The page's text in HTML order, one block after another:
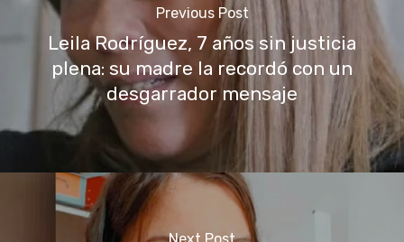
Previous Post
Leila Rodríguez, 7 años sin justicia
plena: su madre la recordó con un
desgarrador mensaje